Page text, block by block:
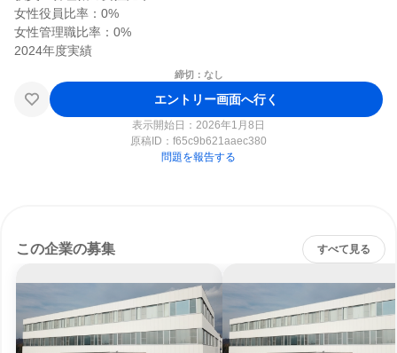
女性役員比率：0%
女性管理職比率：0%
締切：なし
エントリー画面へ行く
表示開始日：2026年1月8日
原稿ID： f65c9b621aaec380
問題を報告する
この企業の募集 すべて見る